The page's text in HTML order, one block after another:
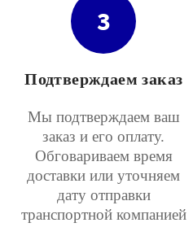
3
Подтверждаем заказ
Мы подтверждаем ваш
заказ и его оплату.
Обговариваем время
доставки или уточняем
дату отправки
транспортной компанией